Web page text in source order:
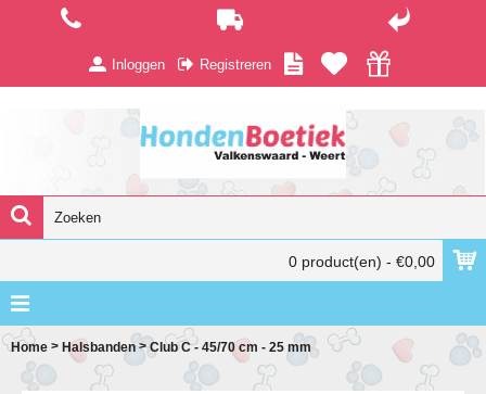
Inloggen Registreren
0 product(en) - €0,00
Home > Halsbanden > Club C - 45/70 cm - 25 mm